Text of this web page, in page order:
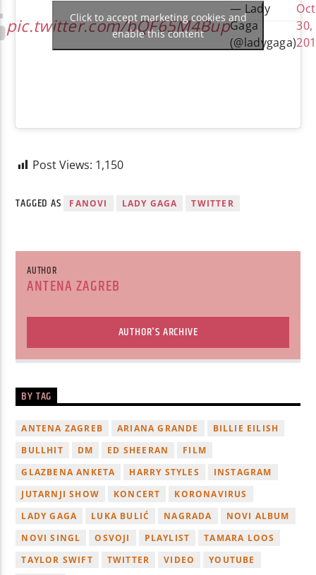
pic.twitter.com/bQF65M4Bup
— Lady
Gaga
(@ladygaga)
30,
Click to accept marketing cookies and
enable this content
Post Views: 1,150
TAGGED AS FANOVI LADY GAGA TWITTER
AUTHOR
ANTENA ZAGREB
AUTHOR'S ARCHIVE
BY TAG
ANTENA ZAGREB ARIANA GRANDE
BILLIE EILISH
BULLHIT
DM ED SHEERAN
FILM
GLAZBENA ANKETA
HARRY STYLES
INSTAGRAM
JUTARNJI SHOW
KONCERT
KORONAVIRUS
LADY GAGA
LUKA BULIĆ NAGRADA
NOVI ALBUM
NOVI SINGL
OSVOJI PLAYLIST
TAMARA LOOS
TAYLOR SWIFT
TWITTER VIDEO
YOUTUBE